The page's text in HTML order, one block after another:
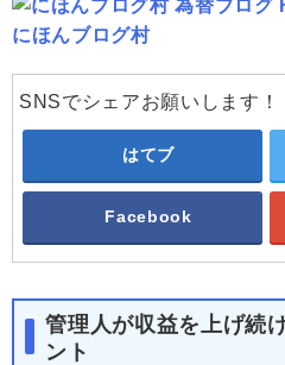
にほんブログ村
SNSでシェアお願いします！
はてブ
Facebook
管理人が収益を上げ続
ント